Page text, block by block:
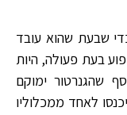
שבעת שהוא עובד
בעת פעולה, היות
שהגנרטור ימוקם
לאחד ממכלוליו